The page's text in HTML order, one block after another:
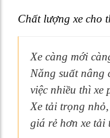
Chất lượng xe cho
Xe càng mới
Năng suất nâng
việc nhiều thì xe
Xe tải trọng
giá rẻ hơn xe tải